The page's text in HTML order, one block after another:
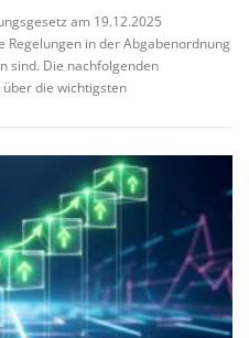
am 19.12.2025
Regelungen in der Abgabenordnung
sind. Die nachfolgenden
die wichtigsten